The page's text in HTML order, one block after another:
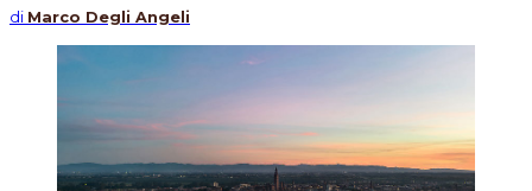
di Marco Degli Angeli